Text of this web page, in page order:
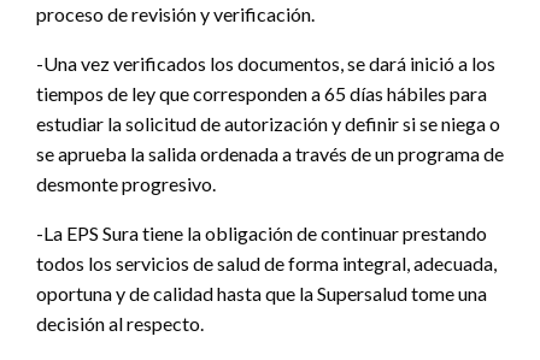
proceso de revisión y verificación.
-Una vez verificados los documentos, se dará inició a los
tiempos de ley que corresponden a 65 días hábiles para
estudiar la solicitud de autorización y definir si se niega o
se aprueba la salida ordenada a través de un programa de
desmonte progresivo.
-La EPS Sura tiene la obligación de continuar prestando
todos los servicios de salud de forma integral, adecuada,
oportuna y de calidad hasta que la Supersalud tome una
decisión al respecto.